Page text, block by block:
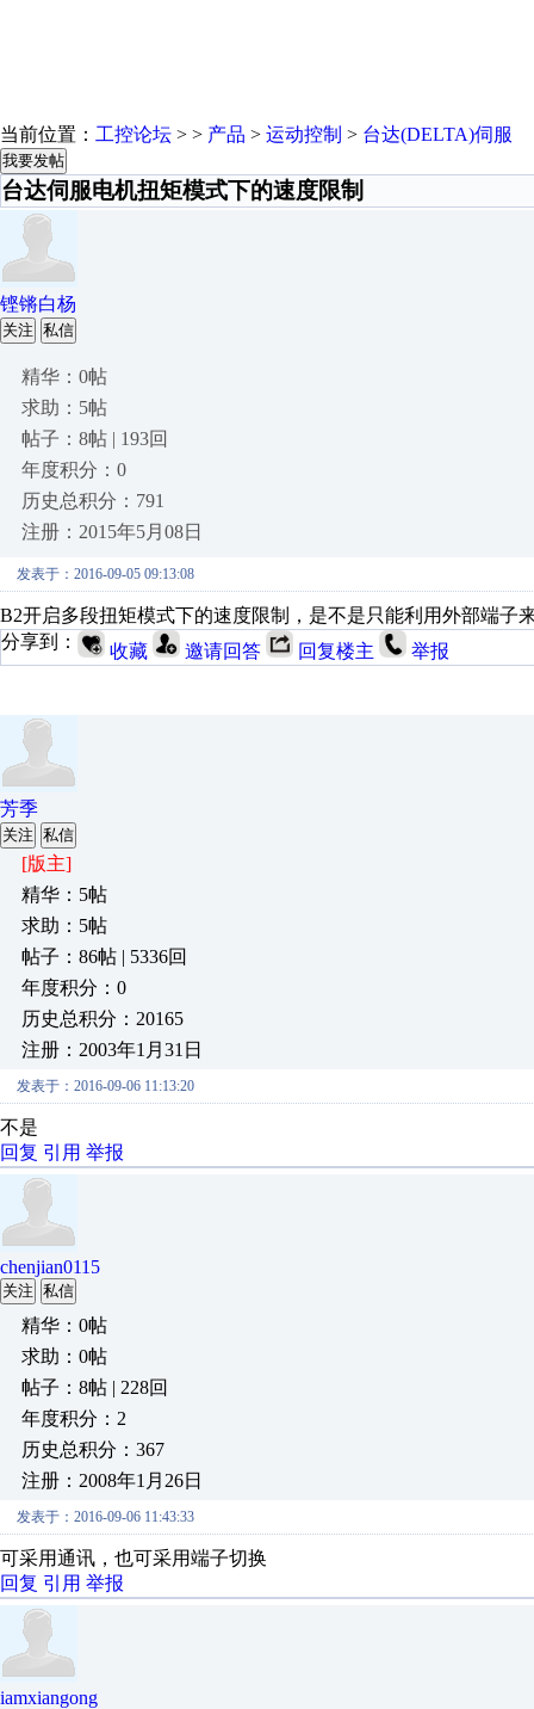
当前位置： 工控论坛 > > 产品 > 运动控制 > 台达(DELTA)伺服
我要发帖
台达伺服电机扭矩模式下的速度限制
铿锵白杨
关注 私信
精华：0帖
求助：5帖
帖子：8帖 | 193回
年度积分：0
历史总积分：791
注册：2015年5月08日
发表于：2016-09-05 09:13:08
B2开启多段扭矩模式下的速度限制，是不是只能利用外部端子
分享到：
收藏 邀请回答 回复楼主 举报
芳季
关注 私信
[版主]
精华：5帖
求助：5帖
帖子：86帖 | 5336回
年度积分：0
历史总积分：20165
注册：2003年1月31日
发表于：2016-09-06 11:13:20
不是
回复 引用 举报
chenjian0115
关注 私信
精华：0帖
求助：0帖
帖子：8帖 | 228回
年度积分：2
历史总积分：367
注册：2008年1月26日
发表于：2016-09-06 11:43:33
可采用通讯，也可采用端子切换
回复 引用 举报
iamxiangong